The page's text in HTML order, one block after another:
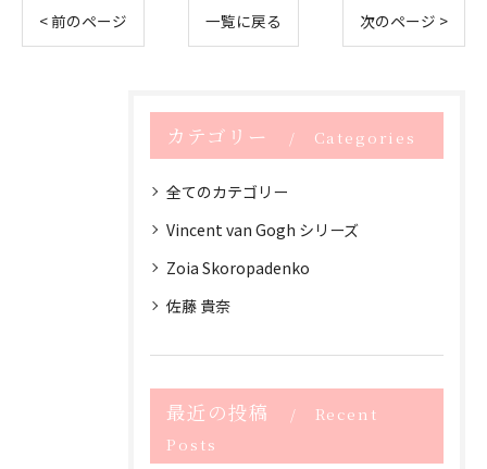
< 前のページ 一覧に戻る 次のページ >
カテゴリー Categories
全てのカテゴリー
Vincent van Gogh シリーズ
Zoia Skoropadenko
佐藤 貴奈
最近の投稿
Recent
Posts